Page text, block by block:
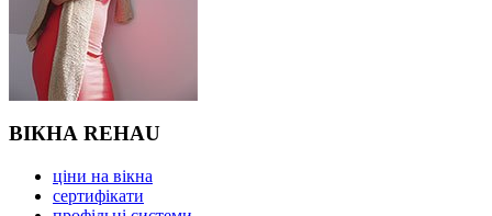
ВІКНА REHAU
ціни на вікна
сертифікати